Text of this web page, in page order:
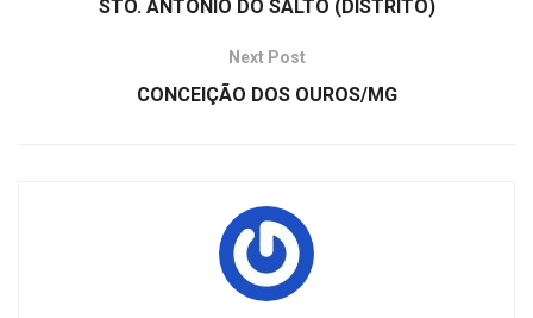
STO. ANTÔNIO DO SALTO (DISTRITO)
Next Post
CONCEIÇÃO DOS OUROS/MG